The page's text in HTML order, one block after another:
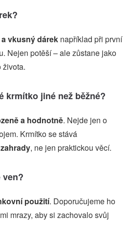
vkusný dáreknapříklad při první
Nejen potěší – ale zůstane jako
života.
krmítko jiné než běžné?
a hodnotně. Nejde jen o
Krmítko se stává
, ne jen praktickou věcí.
použití. Doporučujeme ho
mrazy, aby si zachovalo svůj